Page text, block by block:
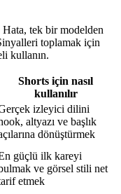
tek bir modelden
toplamak için
kullanın.
Shorts için nasıl
kullanılır
izleyici dilini
altyazı ve başlık
dönüştürmek
güçlü ilk kareyi
ve görsel stili net
etmek